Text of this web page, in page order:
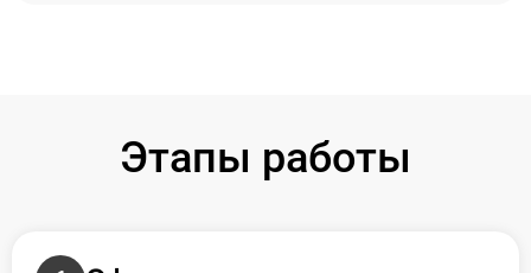
Этапы работы